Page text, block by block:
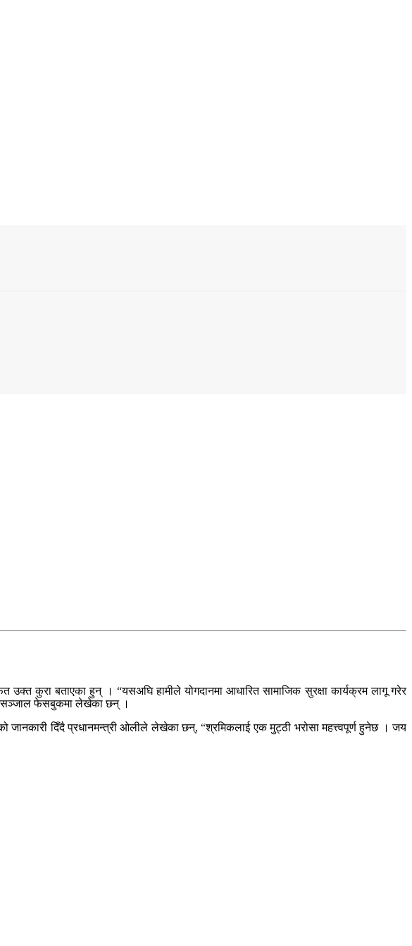
उक्त कुरा बताएका हुन् । “यसअघि हामीले योगदानमा आधारित सामाजिक सुरक्षा कार्यक्रम लागू गरेर
सञ्जाल फेसबुकमा लेखेका छन् ।
दिँदै प्रधानमन्त्री ओलीले लेखेका छन्, “श्रमिकलाई एक मुट्ठी भरोसा महत्त्वपूर्ण हुनेछ । जय